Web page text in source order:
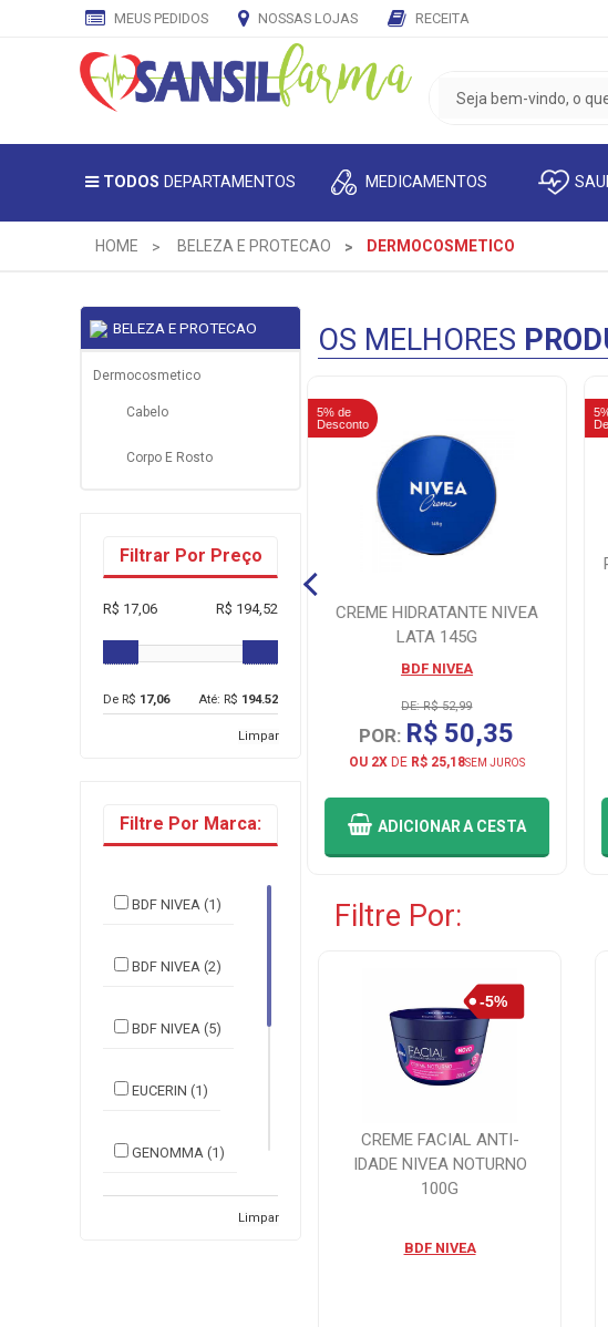
MEUS PEDIDOS NOSSAS LOJAS RECEITA
TODOS DEPARTAMENTOS MEDICAMENTOS
HOME BELEZA E PROTECAO DERMOCOSMETICO
BELEZA E PROTECAO
Dermocosmetico
Cabelo
Corpo E Rosto
Filtrar Por Preço
R$ 17,06 R$ 194,52
De R$ 17,06 Até: R$ 194.52
Limpar
Filtre Por Marca:
BDF NIVEA (1)
BDF NIVEA (2)
BDF NIVEA (5)
EUCERIN (1)
GENOMMA (1)
Limpar
OS MELHORES
NEUTROGENA SUN FRESH
LIGHT SPRAY FPS50 180ML
NEUTROGENA
DE: R$ 105,35
R$ 100,09
ADICIONARA CESTA
5% de
Desconto
CREME HIDRATANTE NIVEA
LATA 145G
BDF NIVEA
DE: R$ 52,99
POR: R$ 50,35
OU 2XDE R$ 25,18SEM JUROS
ADICIONARA CESTA
Filtre Por:
CREME FACIAL ANTI-
IDADE NIVEA NOTURNO
100G
BDF NIVEA
CADASTRE
SEU
MAIL
E
EXCLUSIVAS.